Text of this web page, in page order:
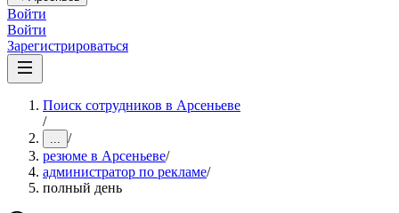
Войти
Войти
Зарегистрироваться
Поиск сотрудников в Арсеньеве
/
... /
резюме в Арсеньеве/
администратор по рекламе/
полный день